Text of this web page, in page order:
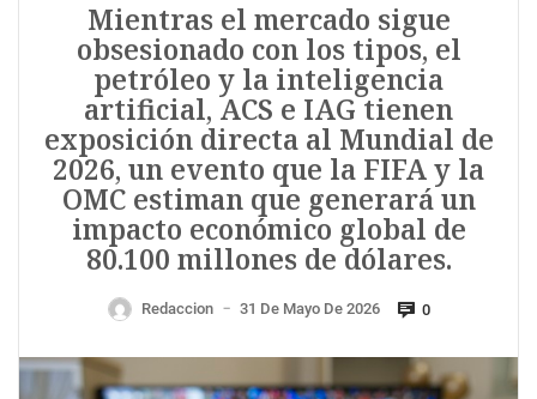
Mientras el mercado sigue
obsesionado con los tipos, el
petróleo y la inteligencia
artificial, ACS e IAG tienen
exposición directa al Mundial de
2026, un evento que la FIFA y la
OMC estiman que generará un
impacto económico global de
80.100 millones de dólares.
Redaccion — 31 De Mayo De 2026 0